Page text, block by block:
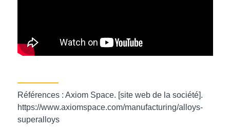
Références : Axiom Space. [site web de la société].
https://www.axiomspace.com/manufacturing/alloys-
superalloys